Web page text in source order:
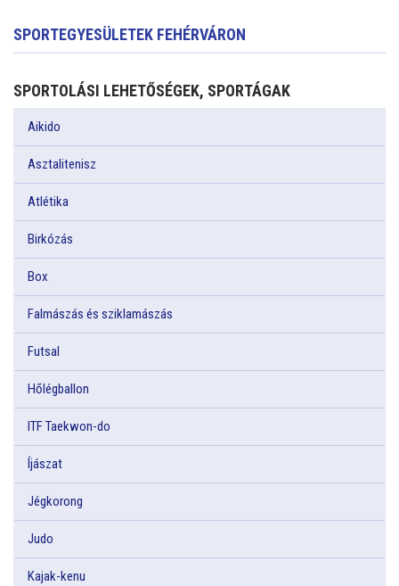
SPORTEGYESÜLETEK FEHÉRVÁRON
SPORTOLÁSI LEHETŐSÉGEK, SPORTÁGAK
Aikido
Asztalitenisz
Atlétika
Birkózás
Box
Falmászás és sziklamászás
Futsal
Hőlégballon
ITF Taekwon-do
Íjászat
Jégkorong
Judo
Kajak-kenu